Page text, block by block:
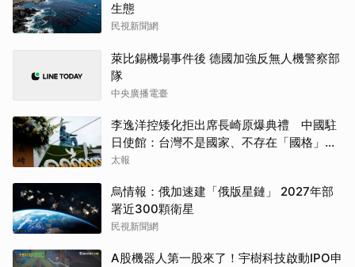
生態
民視新聞網
萊比錫機場事件後 德國加強反無人機警察部
隊
中央廣播電臺
李逸洋控矮化拒出席長崎原爆典禮 中國駐
日使館：台灣不是國家、不存在「國格」一
說
太報
烏情報：俄加速建「俄版星鏈」 2027年部
署近300顆衛星
民視新聞網
A股機器人第一股來了！宇樹科技啟動IPO申